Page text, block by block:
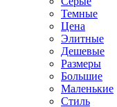
Темные
Цена
Элитные
Дешевые
Размеры
Большие
Маленькие
Стиль